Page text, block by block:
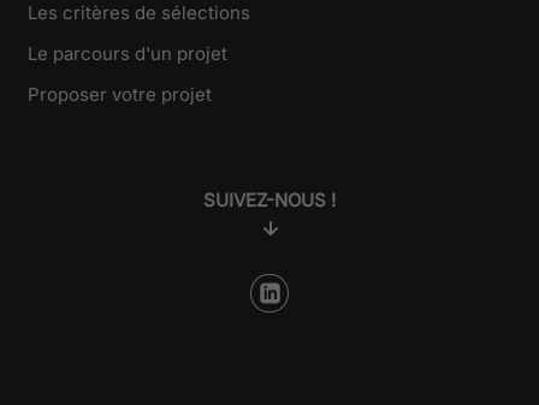
Les critères de sélections
Le parcours d'un projet
Proposer votre projet
SUIVEZ-NOUS !